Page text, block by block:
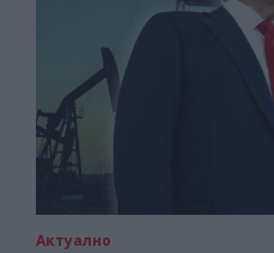
Актуално